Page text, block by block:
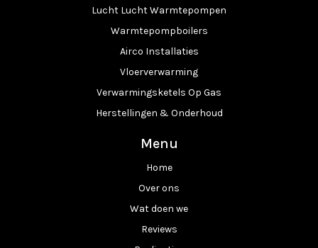
Lucht Lucht Warmtepompen
Warmtepompboilers
Airco Installaties
Vloerverwarming
Verwarmingsketels Op Gas
Herstellingen & Onderhoud
Menu
Home
Over ons
Wat doen we
Reviews